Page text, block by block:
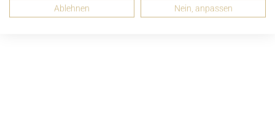
Ablehnen Nein, anpassen